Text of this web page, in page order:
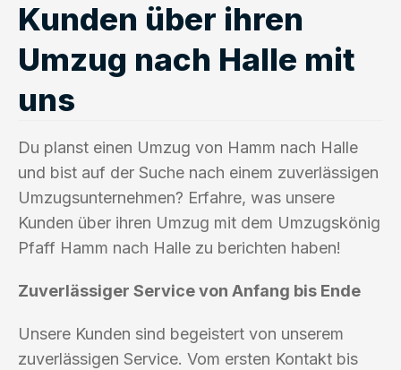
Kunden über ihren
Umzug nach Halle mit
uns
Du planst einen Umzug von Hamm nach Halle
und bist auf der Suche nach einem zuverlässigen
Umzugsunternehmen? Erfahre, was unsere
Kunden über ihren Umzug mit dem Umzugskönig
Pfaff Hamm nach Halle zu berichten haben!
Zuverlässiger Service von Anfang bis Ende
Unsere Kunden sind begeistert von unserem
zuverlässigen Service. Vom ersten Kontakt bis